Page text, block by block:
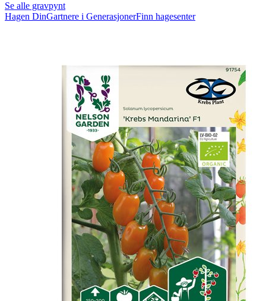
Se alle gravpynt
Hagen DinGartnere i GenerasjonerFinn hagesenter